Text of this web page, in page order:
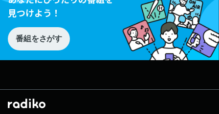
見つけよう！
番組をさがす